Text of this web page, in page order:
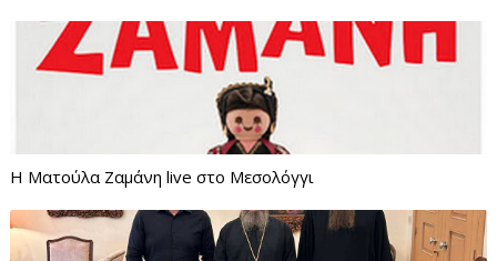
Η Ματούλα Ζαμάνη live στο Μεσολόγγι